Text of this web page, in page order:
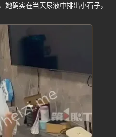
确实在当天尿液中排出小石子，